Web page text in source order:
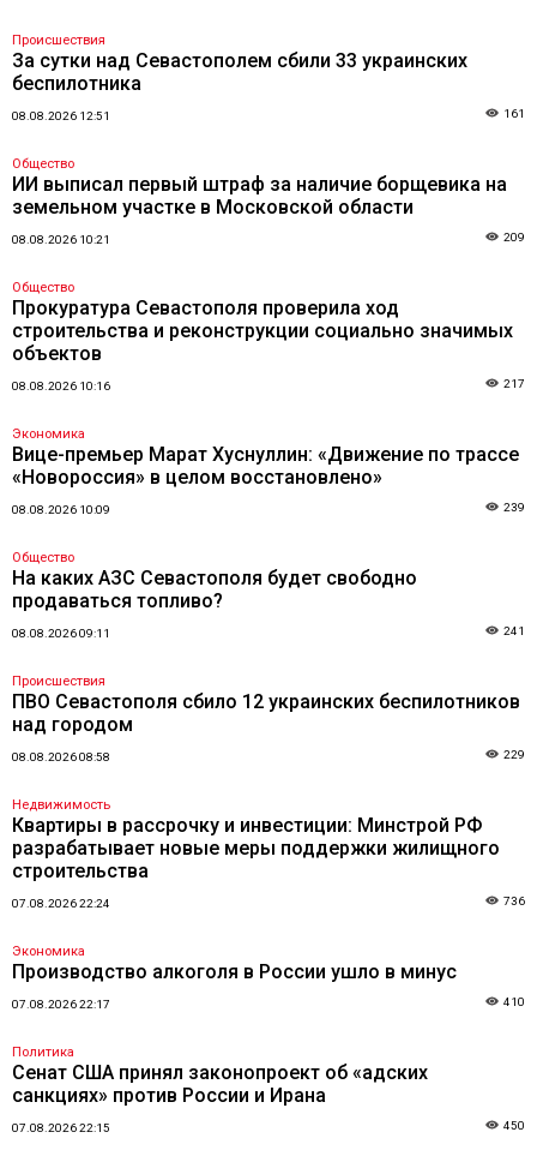
Происшествия
За сутки над Севастополем сбили 33 украинских
беспилотника
08.08.2026 12:51 161
Общество
ИИ выписал первый штраф за наличие борщевика на
земельном участке в Московской области
08.08.2026 10:21 209
Общество
Прокуратура Севастополя проверила ход
строительства и реконструкции социально значимых
объектов
08.08.2026 10:16 217
Экономика
Вице-премьер Марат Хуснуллин: «Движение по трассе
«Новороссия» в целом восстановлено»
08.08.2026 10:09 239
Общество
На каких АЗС Севастополя будет свободно
продаваться топливо?
08.08.2026 09:11 241
Происшествия
ПВО Севастополя сбило 12 украинских беспилотников
над городом
08.08.2026 08:58 229
Недвижимость
Квартиры в рассрочку и инвестиции: Минстрой РФ
разрабатывает новые меры поддержки жилищного
строительства
07.08.2026 22:24 736
Экономика
Производство алкоголя в России ушло в минус
07.08.2026 22:17 410
Политика
Сенат США принял законопроект об «адских
санкциях» против России и Ирана
07.08.2026 22:15 450